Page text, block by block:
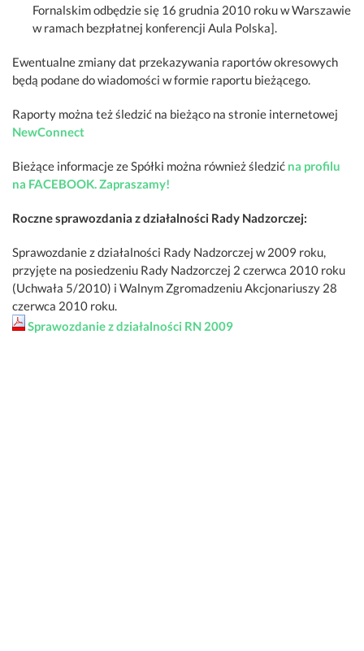
Fornalskim odbędzie się 16 grudnia 2010 roku w Warszawie
w ramach bezpłatnej konferencji Aula Polska].
Ewentualne zmiany dat przekazywania raportów okresowych
będą podane do wiadomości w formie raportu bieżącego.
Raporty można też śledzić na bieżąco na stronie internetowej
NewConnect
Bieżące informacje ze Spółki można również śledzić na profilu
na FACEBOOK. Zapraszamy!
Roczne sprawozdania z działalności Rady Nadzorczej:
Sprawozdanie z działalności Rady Nadzorczej w 2009 roku,
przyjęte na posiedzeniu Rady Nadzorczej 2 czerwca 2010 roku
(Uchwała 5/2010) i Walnym Zgromadzeniu Akcjonariuszy 28
czerwca 2010 roku.
Sprawozdanie z działalności RN 2009